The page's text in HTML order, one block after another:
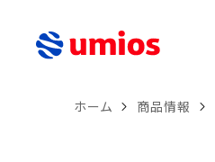
ホーム 商品情報